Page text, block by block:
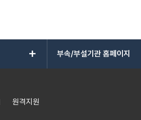
add 부속/부설기관 홈페이지
원격지원